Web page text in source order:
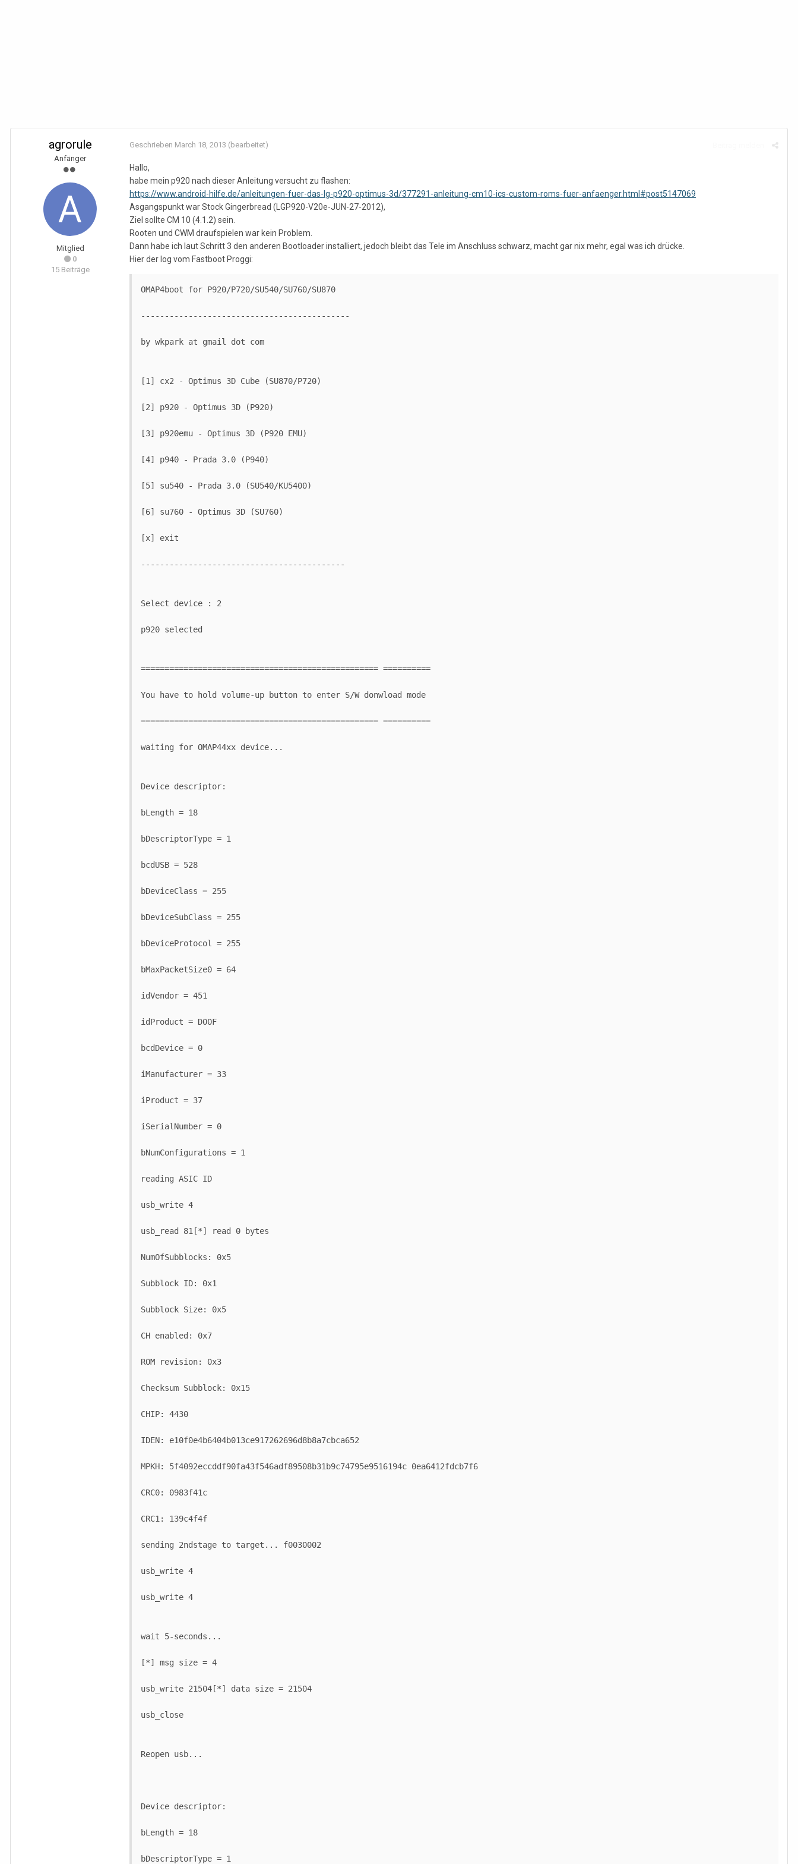
agrorule
Anfänger
Mitglied
0
15 Beiträge
Geschrieben March 18, 2013 (bearbeitet)
Hallo,
habe mein p920 nach dieser Anleitung versucht zu flashen:
https://www.android-hilfe.de/anleitungen-fuer-das-lg-p920-optimus-3d/377291-anleitung-cm10-ics-custom-roms-fuer-anfaenger.html#post5147069
Asgangspunkt war Stock Gingerbread (LGP920-V20e-JUN-27-2012),
Ziel sollte CM 10 (4.1.2) sein.
Rooten und CWM draufspielen war kein Problem.
Dann habe ich laut Schritt 3 den anderen Bootloader installiert, jedoch bleibt das Tele im Anschluss schwarz, macht gar nix mehr, egal was ich drücke.
Hier der log vom Fastboot Proggi:
OMAP4boot for P920/P720/SU540/SU760/SU870
--------------------------------------------
by wkpark at gmail dot com
[1] cx2 - Optimus 3D Cube (SU870/P720)
[2] p920 - Optimus 3D (P920)
[3] p920emu - Optimus 3D (P920 EMU)
[4] p940 - Prada 3.0 (P940)
[5] su540 - Prada 3.0 (SU540/KU5400)
[6] su760 - Optimus 3D (SU760)
[x] exit
-------------------------------------------
Select device : 2
p920 selected
================================================== ==========
You have to hold volume-up button to enter S/W donwload mode
================================================== ==========
waiting for OMAP44xx device...
Device descriptor:
bLength = 18
bDescriptorType = 1
bcdUSB = 528
bDeviceClass = 255
bDeviceSubClass = 255
bDeviceProtocol = 255
bMaxPacketSize0 = 64
idVendor = 451
idProduct = D00F
bcdDevice = 0
iManufacturer = 33
iProduct = 37
iSerialNumber = 0
bNumConfigurations = 1
reading ASIC ID
usb_write 4
usb_read 81[*] read 0 bytes
NumOfSubblocks: 0x5
Subblock ID: 0x1
Subblock Size: 0x5
CH enabled: 0x7
ROM revision: 0x3
Checksum Subblock: 0x15
CHIP: 4430
IDEN: e10f0e4b6404b013ce917262696d8b8a7cbca652
MPKH: 5f4092eccddf90fa43f546adf89508b31b9c74795e9516194c 0ea6412fdcb7f6
CRC0: 0983f41c
CRC1: 139c4f4f
sending 2ndstage to target... f0030002
usb_write 4
usb_write 4
wait 5-seconds...
[*] msg size = 4
usb_write 21504[*] data size = 21504
usb_close
Reopen usb...
Device descriptor:
bLength = 18
bDescriptorType = 1